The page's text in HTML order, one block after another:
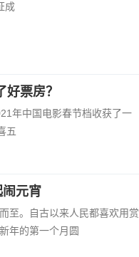
成
票房？
年中国电影春节档收获了一
五
元宵
至。自古以来人民都喜欢用赏
年的第一个月圆